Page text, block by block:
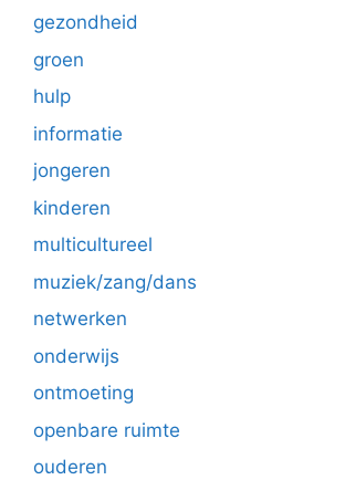
gezondheid
groen
hulp
informatie
jongeren
kinderen
multicultureel
muziek/zang/dans
netwerken
onderwijs
ontmoeting
openbare ruimte
ouderen